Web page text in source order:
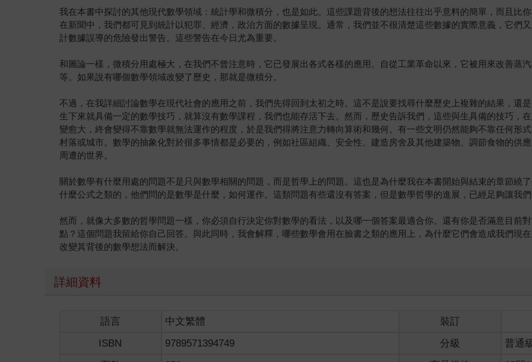
我在本書中探討的其他現代數學領域：統計學和微積分，也是如此。這些課題背後的想法往往出乎意料的簡單，而且比
在新聞中，我們都可見到統計以犯罪、經濟，政治方面的數據呈現。通常，我們並不很清楚這些數據的實際意義，它們
計數據誤導的危險發出警告。這些警告在今日尤為重要。
和圖論一樣，微積分用處極大，在我們不曾注意時，它已發展出各式各樣的應用。自從工業革命以來，它被用來改善蒸
等。如果說有哪個數學領域改變了歷史，那就是微積分。
不過，在我詳細討論數學在現代社會的應用之前，我們先得回到太初之時。這不是說要找尋什麼歷史上複雜的結果，還
生下來就具備一定的數學技巧，就算沒有數學課程，我們也能存活下去。然而，歷史告訴我們，這些與生具備的技巧，
變愈大，終會變得不靠數學就無法運作的程度，於是我們得將注意力轉向算術和幾何。有一些文明仍然能夠不靠任何形
村落或城市。數學的抽象化對於很多事情都是必要的，例如社區組織、安全性、建造房舍及其他建築物、調節食物的供
周遭的世界。
關於數學有什麼用處的問題不是只與數學相關的問題，而是哲學上的問題。這也是為什麼我在本書開始與結束的章節繞
什麼公式之類的，他們問的是數學是什麼，如何運作。這類問題有些還沒有答案，但是數學哲學的進展，已經足夠讓我
然而，就像大多數的哲學問題一樣，你必須自行決定你對數學的看法，以及哪一個答案最適合你。還有你是否滿意目前
點？這個問題我留給你自己回答。與此同時，我會解釋，哪些數學會用在臉書之類的應用上，為什麼它們會造成我們現
改變其背後的數學想法而解決。
詳細資料
語言 中文繁體
裝訂
ISBN
9789571394749 分級
普通